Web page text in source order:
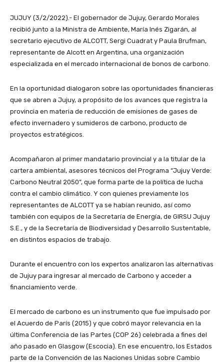
JUJUY (3/2/2022).- El gobernador de Jujuy, Gerardo Morales
recibió junto a la Ministra de Ambiente, María Inés Zigarán, al
secretario ejecutivo de ALCOTT, Sergi Cuadrat y Paula Brufman,
representante de Alcott en Argentina, una organización
especializada en el mercado internacional de bonos de carbono.
En la oportunidad dialogaron sobre las oportunidades financieras
que se abren a Jujuy, a propósito de los avances que registra la
provincia en materia de reducción de emisiones de gases de
efecto invernadero y sumideros de carbono, producto de
proyectos estratégicos.
Acompañaron al primer mandatario provincial y a la titular de la
cartera ambiental, asesores técnicos del Programa “Jujuy Verde:
Carbono Neutral 2050”, que forma parte de la política de lucha
contra el cambio climático. Y con quienes previamente los
representantes de ALCOTT ya se habían reunido, así como
también con equipos de la Secretaría de Energía, de GIRSU Jujuy
S.E., y de la Secretaría de Biodiversidad y Desarrollo Sustentable,
en distintos espacios de trabajo.
Durante el encuentro con los expertos analizaron las alternativas
de Jujuy para ingresar al mercado de Carbono y acceder a
financiamiento verde.
El mercado de carbono es un instrumento que fue impulsado por
el Acuerdo de París (2015) y que cobró mayor relevancia en la
última Conferencia de las Partes (COP 26) celebrada a fines del
año pasado en Glasgow (Escocia). En ese encuentro, los Estados
parte de la Convención de las Naciones Unidas sobre Cambio